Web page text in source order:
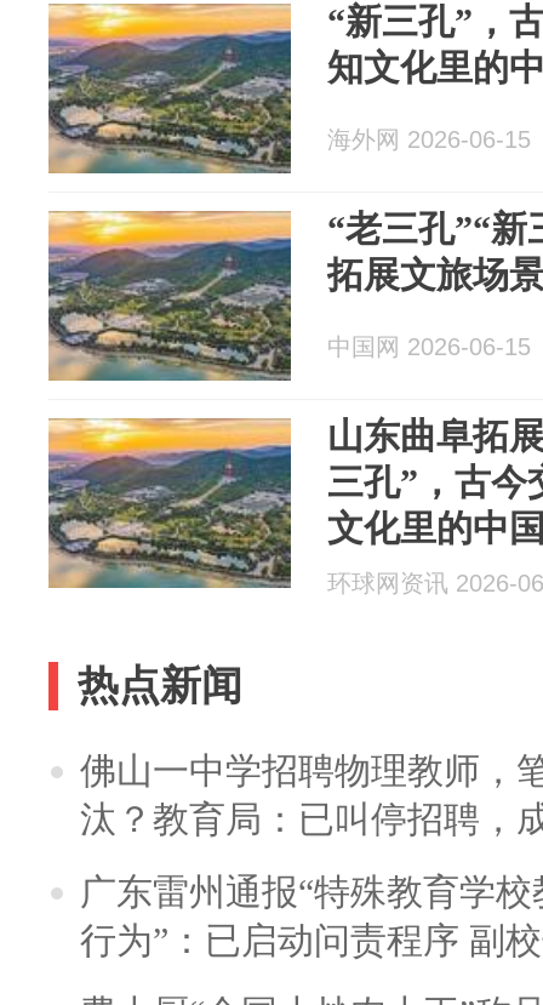
“新三孔”，
知文化里的
海外网 2026-06-15
“老三孔”“新
拓展文旅场
中国网 2026-06-15
山东曲阜拓
三孔”，古今
文化里的中
环球网资讯 2026-
热点新闻
佛山一中学招聘物理教师，
汰？教育局：已叫停招聘，
广东雷州通报“特殊教育学
行为”：已启动问责程序 副